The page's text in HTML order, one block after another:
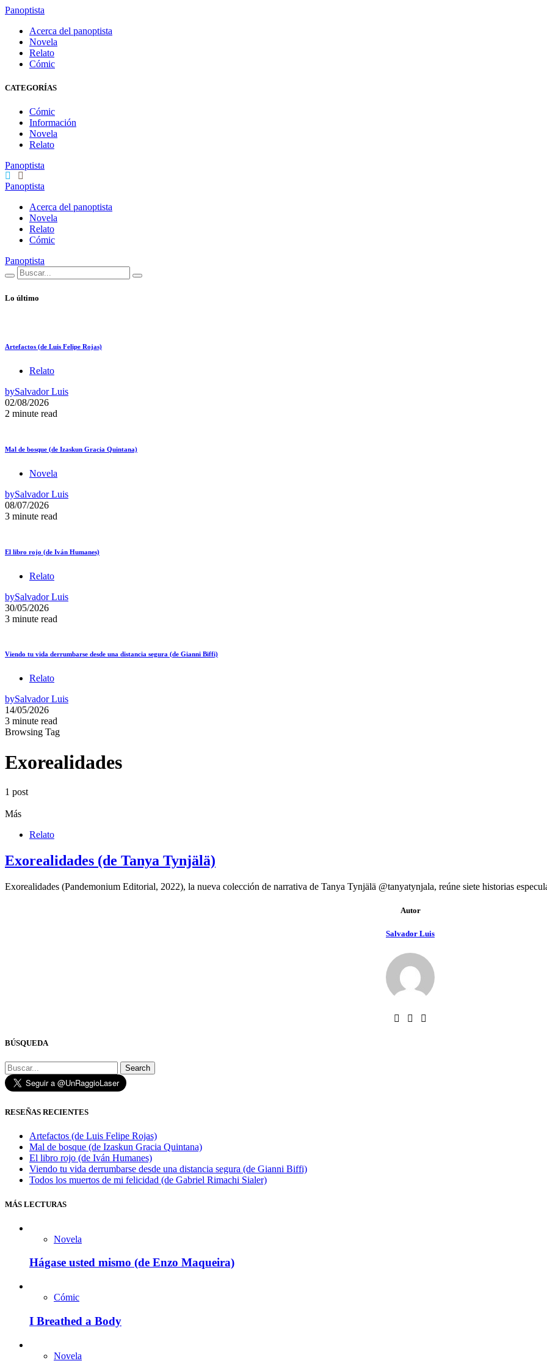
Panoptista
Acerca del panoptista
Novela
Relato
Cómic
CATEGORÍAS
Cómic
Información
Novela
Relato
Panoptista
Panoptista
Acerca del panoptista
Novela
Relato
Cómic
Panoptista
Lo último
Artefactos (de Luis Felipe Rojas)
Relato
bySalvador Luis
02/08/2026
2 minute read
Mal de bosque (de Izaskun Gracia Quintana)
Novela
bySalvador Luis
08/07/2026
3 minute read
El libro rojo (de Iván Humanes)
Relato
bySalvador Luis
30/05/2026
3 minute read
Viendo tu vida derrumbarse desde una distancia segura (de Gianni Biffi)
Relato
bySalvador Luis
14/05/2026
3 minute read
Browsing Tag
Exorealidades
1 post
Más
Relato
Exorealidades (de Tanya Tynjälä)
Exorealidades (Pandemonium Editorial, 2022), la nueva colección de narrativa de Tanya Tynjälä @tanyatynjala, reúne siete historias
Autor
Salvador Luis
BÚSQUEDA
Search
RESEÑAS RECIENTES
Artefactos (de Luis Felipe Rojas)
Mal de bosque (de Izaskun Gracia Quintana)
El libro rojo (de Iván Humanes)
Viendo tu vida derrumbarse desde una distancia segura (de Gianni Biffi)
Todos los muertos de mi felicidad (de Gabriel Rimachi Sialer)
MÁS LECTURAS
Novela
Hágase usted mismo (de Enzo Maqueira)
Cómic
I Breathed a Body
Novela